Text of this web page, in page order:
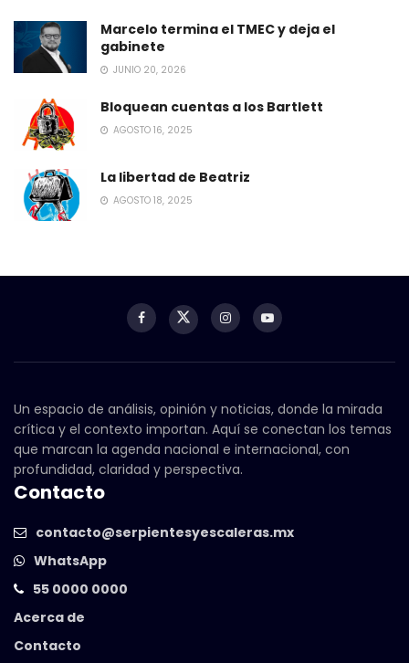
Marcelo termina el TMEC y deja el
gabinete
JUNIO 20, 2026
Bloquean cuentas a los Bartlett
AGOSTO 16, 2025
La libertad de Beatriz
AGOSTO 18, 2025
Un espacio de análisis, opinión y noticias, donde la mirada
crítica y el contexto importan. Aquí se conectan los temas
que marcan la agenda nacional e internacional, con
profundidad, claridad y perspectiva.
Contacto
contacto@serpientesyescaleras.mx
WhatsApp
55 0000 0000
Acerca de
Contacto